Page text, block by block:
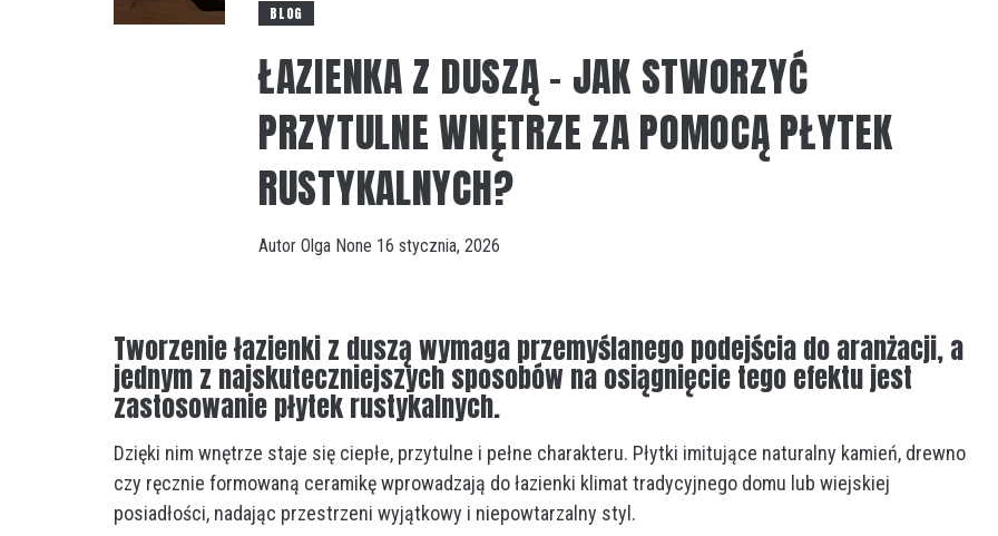
BLOG
ŁAZIENKA Z DUSZĄ – JAK STWORZYĆ
PRZYTULNE WNĘTRZE ZA POMOCĄ PŁYTEK
RUSTYKALNYCH?
Autor Olga None 16 stycznia, 2026
Tworzenie łazienki z duszą wymaga przemyślanego podejścia do aranżacji, a
jednym z najskuteczniejszych sposobów na osiągnięcie tego efektu jest
zastosowanie płytek rustykalnych.
Dzięki nim wnętrze staje się ciepłe, przytulne i pełne charakteru. Płytki imitujące naturalny kamień, drewno
czy ręcznie formowaną ceramikę wprowadzają do łazienki klimat tradycyjnego domu lub wiejskiej
posiadłości, nadając przestrzeni wyjątkowy i niepowtarzalny styl.